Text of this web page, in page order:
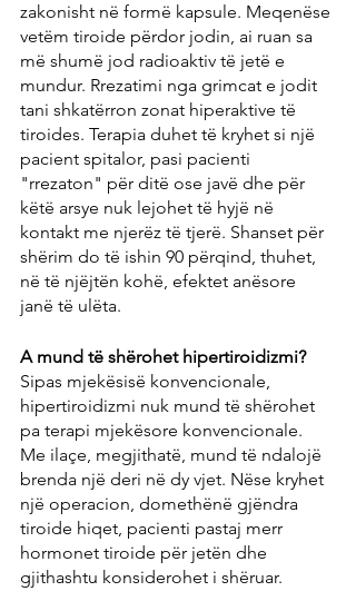
zakonisht në formë kapsule. Meqenëse
vetëm tiroide përdor jodin, ai ruan sa
më shumë jod radioaktiv të jetë e
mundur. Rrezatimi nga grimcat e jodit
tani shkatërron zonat hiperaktive të
tiroides. Terapia duhet të kryhet si një
pacient spitalor, pasi pacienti
"rrezaton" për ditë ose javë dhe për
këtë arsye nuk lejohet të hyjë në
kontakt me njerëz të tjerë. Shanset për
shërim do të ishin 90 përqind, thuhet,
në të njëjtën kohë, efektet anësore
janë të ulëta.
A mund të shërohet hipertiroidizmi?
Sipas mjekësisë konvencionale,
hipertiroidizmi nuk mund të shërohet
pa terapi mjekësore konvencionale.
Me ilaçe, megjithatë, mund të ndalojë
brenda një deri në dy vjet. Nëse kryhet
një operacion, domethënë gjëndra
tiroide hiqet, pacienti pastaj merr
hormonet tiroide për jetën dhe
gjithashtu konsiderohet i shëruar.